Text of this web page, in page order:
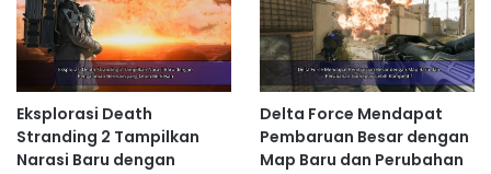
Eksplorasi Death
Stranding 2 Tampilkan
Narasi Baru dengan
Delta Force Mendapat
Pembaruan Besar dengan
Map Baru dan Perubahan